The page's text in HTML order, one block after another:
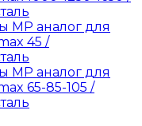
MP аналог для
45 /
MP аналог для
65-85-105 /